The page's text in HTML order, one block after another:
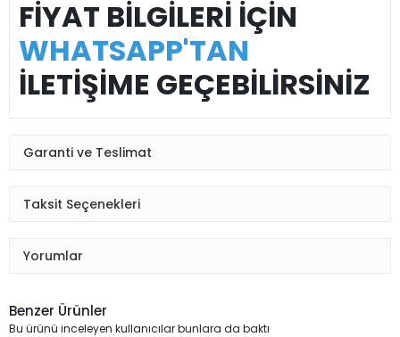
FİYAT BİLGİLERİ İÇİN
WHATSAPP'TAN
İLETİŞİME GEÇEBİLİRSİNİZ
Garanti ve Teslimat
Taksit Seçenekleri
Yorumlar
Benzer Ürünler
Bu ürünü inceleyen kullanıcılar bunlara da baktı